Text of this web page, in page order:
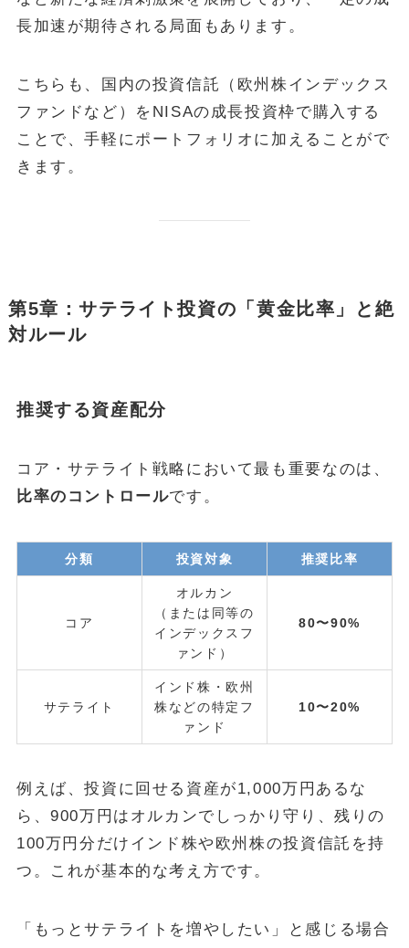
長加速が期待される局面もあります。
こちらも、国内の投資信託（欧州株インデックス
ファンドなど）をNISAの成長投資枠で購入する
ことで、手軽にポートフォリオに加えることがで
きます。
第5章：サテライト投資の「黄金比率」と絶
対ルール
推奨する資産配分
コア・サテライト戦略において最も重要なのは、
比率のコントロールです。
分類 投資対象 推奨比率
コア
オルカン
（または同等の
インデックスフ
ァンド）
80〜90%
サテライト
インド株・欧州
株などの特定フ
ァンド
10〜20%
例えば、投資に回せる資産が1,000万円あるな
ら、900万円はオルカンでしっかり守り、残りの
100万円分だけインド株や欧州株の投資信託を持
つ。これが基本的な考え方です。
「もっとサテライトを増やしたい」と感じる場合